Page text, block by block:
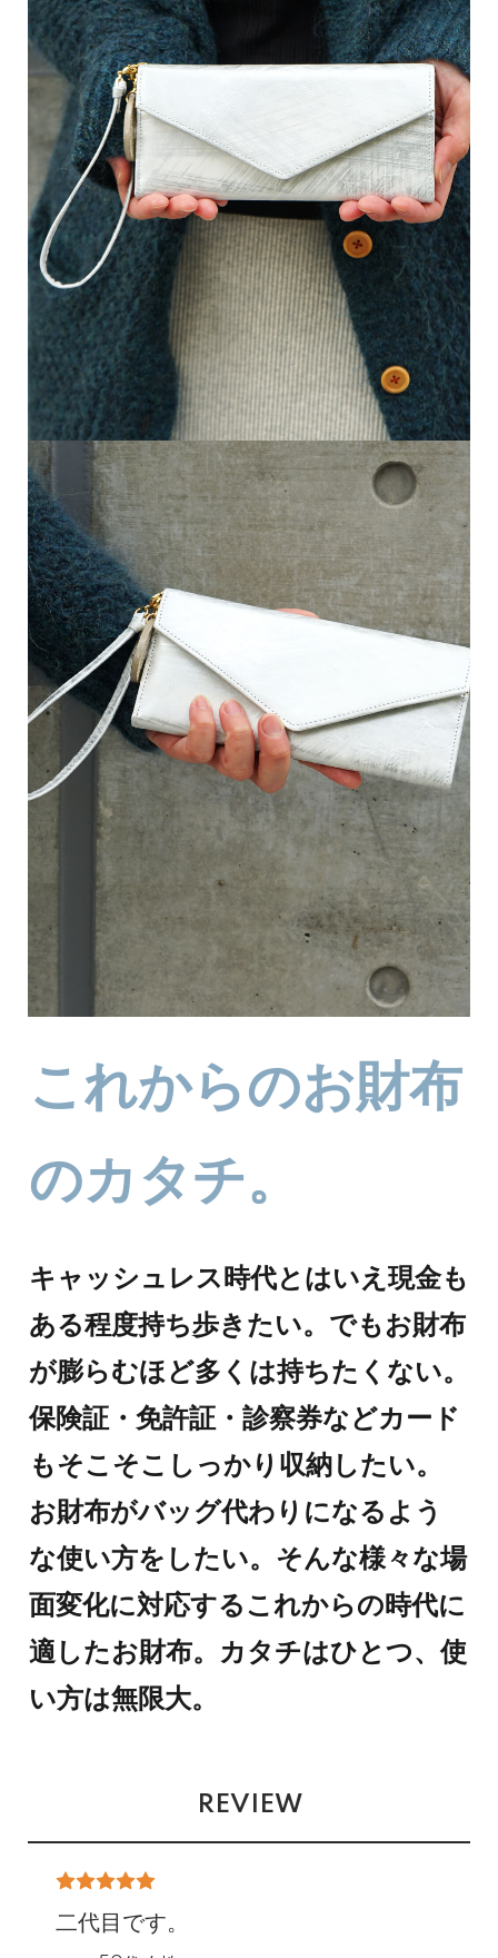
これからのお財布
のカタチ。
キャッシュレス時代とはいえ現金も
ある程度持ち歩きたい。でもお財布
が膨らむほど多くは持ちたくない。
保険証・免許証・診察券などカード
もそこそこしっかり収納したい。
お財布がバッグ代わりになるよう
な使い方をしたい。そんな様々な場
面変化に対応するこれからの時代に
適したお財布。カタチはひとつ、使
い方は無限大。
REVIEW
二代目です。